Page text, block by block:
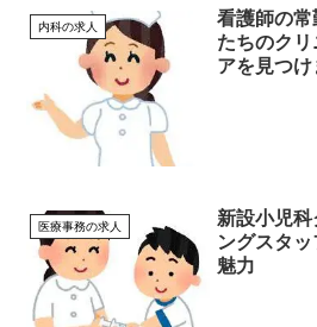
内科の求人
看護師の
たちのク
アを見つけ
医療事務の求人
新設小児
ングスタ
魅力